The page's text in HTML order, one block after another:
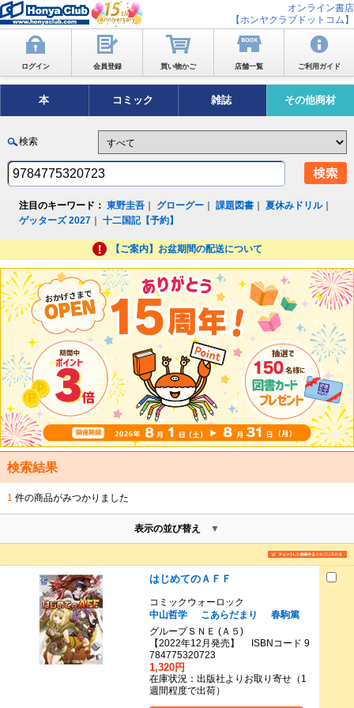
オンライン書店
【ホンヤクラブドットコム】
ログイン 会員登録 買い物かご 店舗一覧 ご利用ガイド
本 コミック 雑誌 その他商材
検索
注目のキーワード： 東野圭吾 グローグー ｜課題図書 ｜夏休みドリル｜
ゲッターズ 2027 ｜十二国記【予約】
【ご案内】お盆期間の配送について
検索結果
1 件の商品がみつかりました
表示の並び替え
はじめてのＡＦＦ
コミックウォーロック
中山哲学
こあらだまり
春駒篤
グループＳＮＥ (Ａ５)
【2022年12月発売】 ISBNコード 9
784775320723
1,320円
在庫状況：出版社よりお取り寄せ（1
週間程度で出荷）